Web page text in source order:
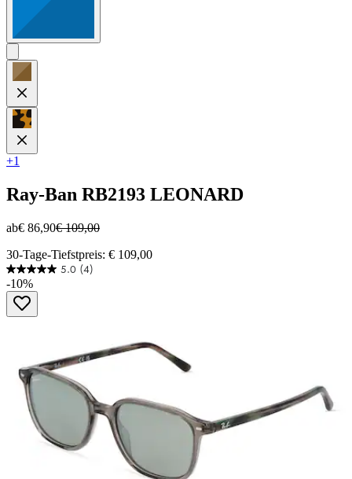
+1
Ray-Ban RB2193 LEONARD
ab€ 86,90€ 109,00
30-Tage-Tiefstpreis: € 109,00
5.0 (4)
5.0
von
Sternen.
-10%